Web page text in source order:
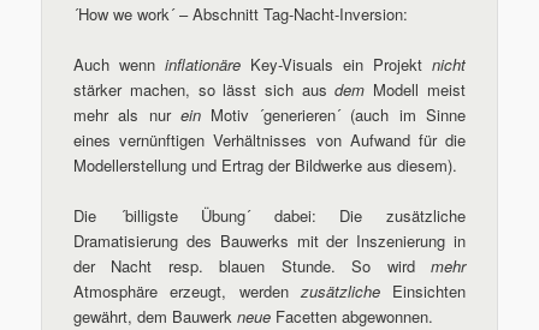
´How we work´ – Abschnitt Tag-Nacht-Inversion:
Auch wenninflationäre Key-Visuals ein Projekt nicht
stärker machen, so lässt sich ausdem Modell meist
mehr als nur einMotiv ´generieren´ (auch im Sinne
eines vernünftigen Verhältnisses von Aufwand für die
Modellerstellung und Ertrag der Bildwerke aus diesem).
Die ´billigste Übung´ dabei: Die zusätzliche
Dramatisierung des Bauwerks mit der Inszenierung in
der Nacht resp. blauen Stunde. So wird mehr
Atmosphäre erzeugt, werden zusätzlicheEinsichten
gewährt, dem Bauwerkneue Facetten abgewonnen.